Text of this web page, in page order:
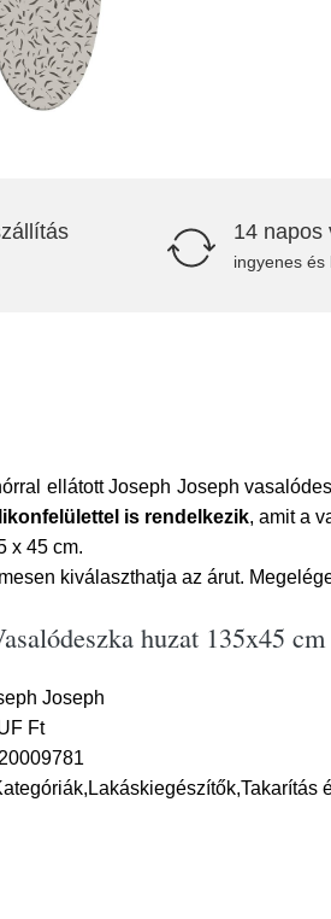
14 napos
ingyenes és
ellátott Joseph Joseph
is rendelkezik, amit a
x 45 cm.
kiválaszthatja az árut.
huzat 135x45
Joseph
Ft